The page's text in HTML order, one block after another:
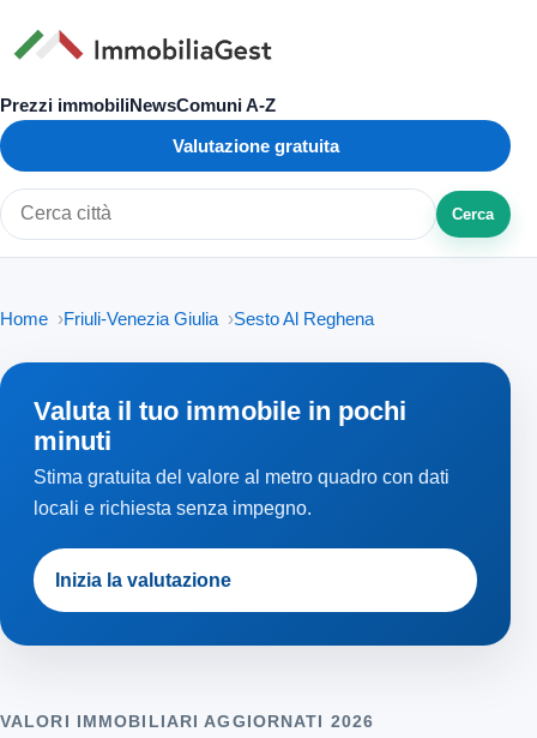
Prezzi immobiliNewsComuni A-Z
Valutazione gratuita
Cerca città o zona
Cerca
Home Friuli-Venezia Giulia Sesto Al Reghena
Valuta il tuo immobile in pochi
minuti
Stima gratuita del valore al metro quadro con dati
locali e richiesta senza impegno.
Inizia la valutazione
VALORI IMMOBILIARI AGGIORNATI 2026